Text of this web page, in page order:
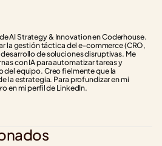
AI Strategy & Innovation en Coderhouse.
la gestión táctica del e-commerce (CRO,
de soluciones disruptivas. Me
con IA para automatizar tareas y
equipo. Creo fielmente que la
la estrategia. Para profundizar en mi
en mi perfil de LinkedIn.